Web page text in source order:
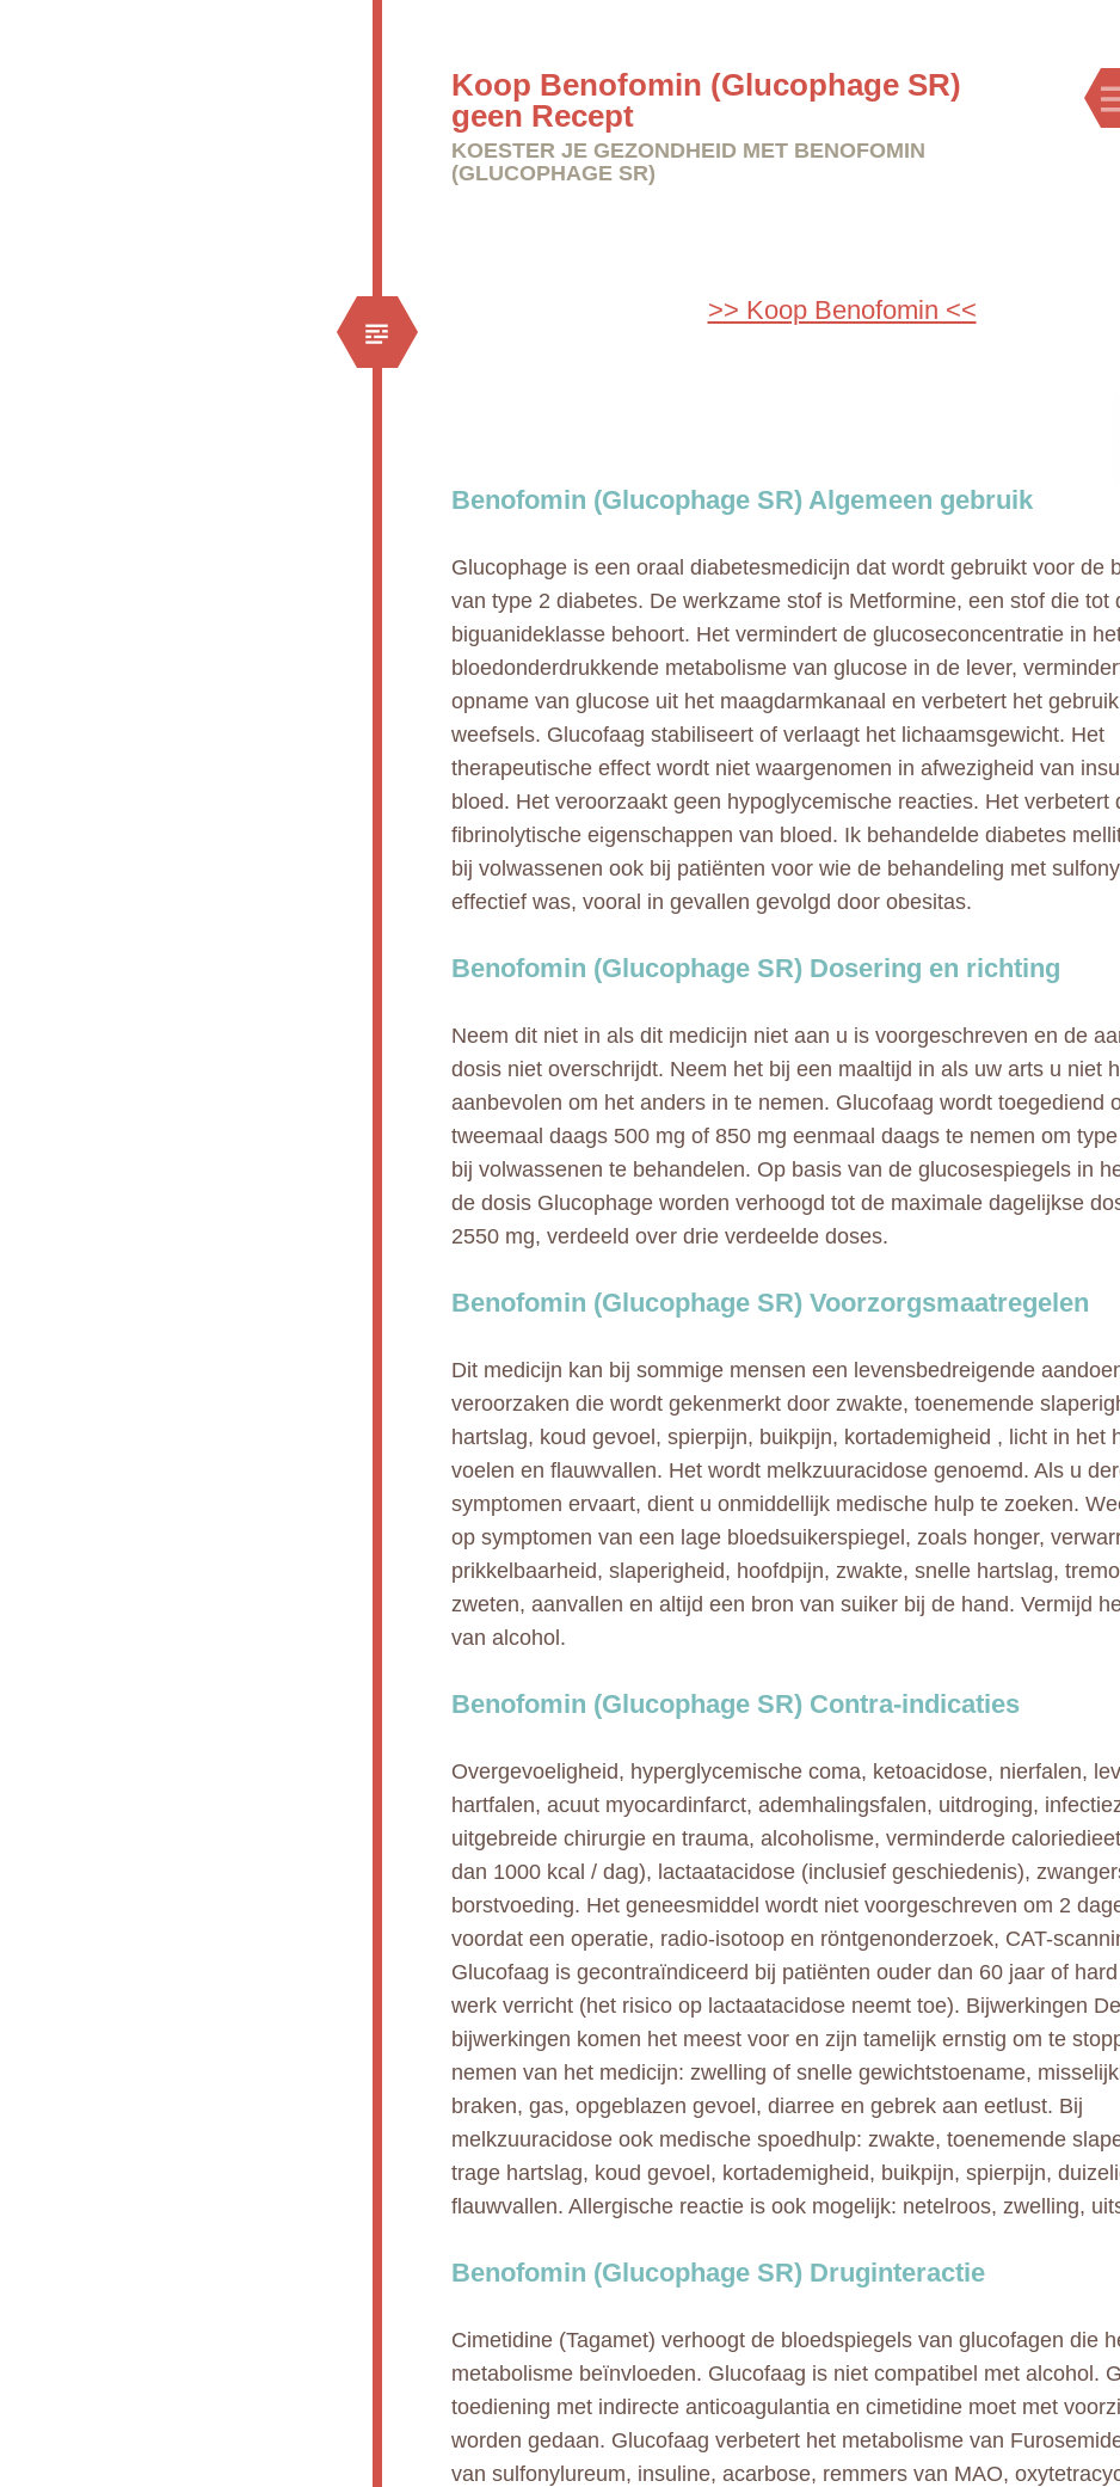
Koop Benofomin (Glucophage SR)
geen Recept
KOESTER JE GEZONDHEID MET BENOFOMIN
(GLUCOPHAGE SR)
>> Koop Benofomin <<
Benofomin (Glucophage SR) Algemeen gebruik
Glucophage is een oraal diabetesmedicijn dat wordt gebruikt voor de
van type 2 diabetes. De werkzame stof is Metformine, een stof die tot
biguanideklasse behoort. Het vermindert de glucoseconcentratie in
bloedonderdrukkende metabolisme van glucose in de lever,
opname van glucose uit het maagdarmkanaal en verbetert het
weefsels. Glucofaag stabiliseert of verlaagt het lichaamsgewicht. Het
therapeutische effect wordt niet waargenomen in afwezigheid van
bloed. Het veroorzaakt geen hypoglycemische reacties. Het verbetert
fibrinolytische eigenschappen van bloed. Ik behandelde diabetes
bij volwassenen ook bij patiënten voor wie de behandeling met
effectief was, vooral in gevallen gevolgd door obesitas.
Benofomin (Glucophage SR) Dosering en richting
Neem dit niet in als dit medicijn niet aan u is voorgeschreven en de
dosis niet overschrijdt. Neem het bij een maaltijd in als uw arts u niet
aanbevolen om het anders in te nemen. Glucofaag wordt toegediend
tweemaal daags 500 mg of 850 mg eenmaal daags te nemen om
bij volwassenen te behandelen. Op basis van de glucosespiegels in
de dosis Glucophage worden verhoogd tot de maximale dagelijkse
2550 mg, verdeeld over drie verdeelde doses.
Benofomin (Glucophage SR) Voorzorgsmaatregelen
Dit medicijn kan bij sommige mensen een levensbedreigende
veroorzaken die wordt gekenmerkt door zwakte, toenemende
hartslag, koud gevoel, spierpijn, buikpijn, kortademigheid , licht in het
voelen en flauwvallen. Het wordt melkzuuracidose genoemd. Als u
symptomen ervaart, dient u onmiddellijk medische hulp te zoeken.
op symptomen van een lage bloedsuikerspiegel, zoals honger,
prikkelbaarheid, slaperigheid, hoofdpijn, zwakte, snelle hartslag,
zweten, aanvallen en altijd een bron van suiker bij de hand. Vermijd
van alcohol.
Benofomin (Glucophage SR) Contra-indicaties
Overgevoeligheid, hyperglycemische coma, ketoacidose, nierfalen,
hartfalen, acuut myocardinfarct, ademhalingsfalen, uitdroging,
uitgebreide chirurgie en trauma, alcoholisme, verminderde
dan 1000 kcal / dag), lactaatacidose (inclusief geschiedenis),
borstvoeding. Het geneesmiddel wordt niet voorgeschreven om 2
voordat een operatie, radio-isotoop en röntgenonderzoek, CAT-
Glucofaag is gecontraïndiceerd bij patiënten ouder dan 60 jaar of
werk verricht (het risico op lactaatacidose neemt toe). Bijwerkingen
bijwerkingen komen het meest voor en zijn tamelijk ernstig om te
nemen van het medicijn: zwelling of snelle gewichtstoename,
braken, gas, opgeblazen gevoel, diarree en gebrek aan eetlust. Bij
melkzuuracidose ook medische spoedhulp: zwakte, toenemende
trage hartslag, koud gevoel, kortademigheid, buikpijn, spierpijn,
flauwvallen. Allergische reactie is ook mogelijk: netelroos, zwelling,
Benofomin (Glucophage SR) Druginteractie
Cimetidine (Tagamet) verhoogt de bloedspiegels van glucofagen die
metabolisme beïnvloeden. Glucofaag is niet compatibel met alcohol.
toediening met indirecte anticoagulantia en cimetidine moet met
worden gedaan. Glucofaag verbetert het metabolisme van
van sulfonylureum, insuline, acarbose, remmers van MAO,